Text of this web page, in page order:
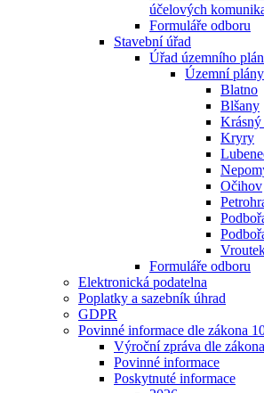
účelových
Formuláře odboru
Stavební úřad
Úřad územního
Územní plány
Blatno
Blšany
Kryry
Očihov
Formuláře odboru
Elektronická podatelna
Poplatky a sazebník úhrad
GDPR
Povinné informace dle zákona
Výroční zpráva dle
Povinné informace
Poskytnuté informace